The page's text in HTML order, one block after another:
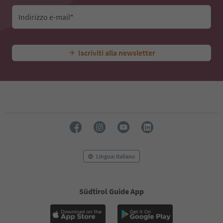
Indirizzo e-mail*
Iscriviti alla newsletter
Lingua: Italiano
Südtirol Guide App